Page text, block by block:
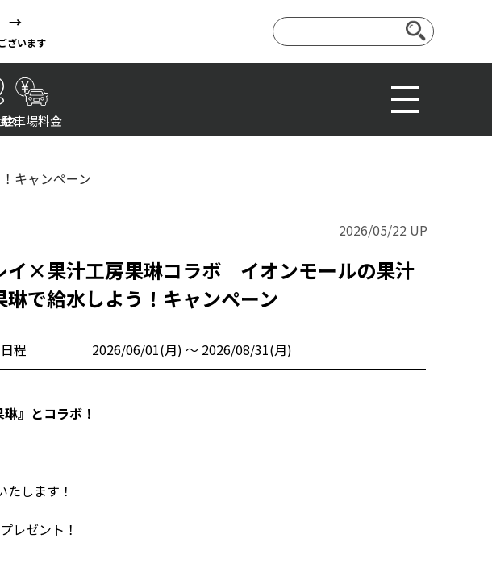
→
ざいます
ス
駐車場料金
キャンペーン
2026/05/22 UP
イ×果汁工房果琳コラボ イオンモールの果汁
琳で給水しよう！キャンペーン
日程 2026/06/01(月) 〜 2026/08/31(月)
』とコラボ！
します！
レゼント！